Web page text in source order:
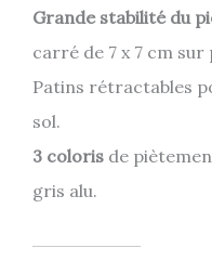
Grande stabilité du
carré de 7 x 7 cm sur
Patins rétractables
sol.
3 coloris de
gris alu.